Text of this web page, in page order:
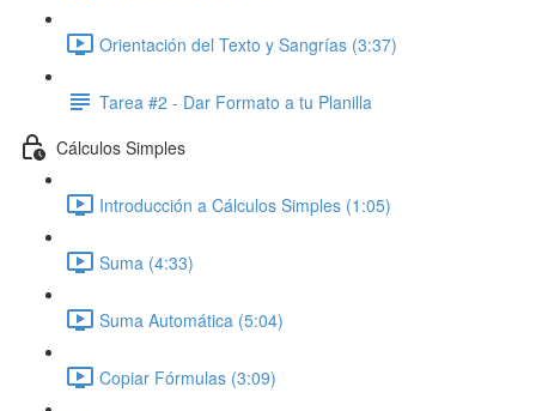
Orientación del Texto y Sangrías (3:37)
Tarea #2 - Dar Formato a tu Planilla
Cálculos Simples
Introducción a Cálculos Simples (1:05)
Suma (4:33)
Suma Automática (5:04)
Copiar Fórmulas (3:09)